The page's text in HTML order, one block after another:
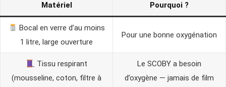
Matériel Pourquoi ?
Bocal en verre d’au moins
1 litre, large ouverture
Pour une bonne oxygénation
Tissu respirant
(mousseline, coton, filtre à
Le SCOBY a besoin
d’oxygène — jamais de film